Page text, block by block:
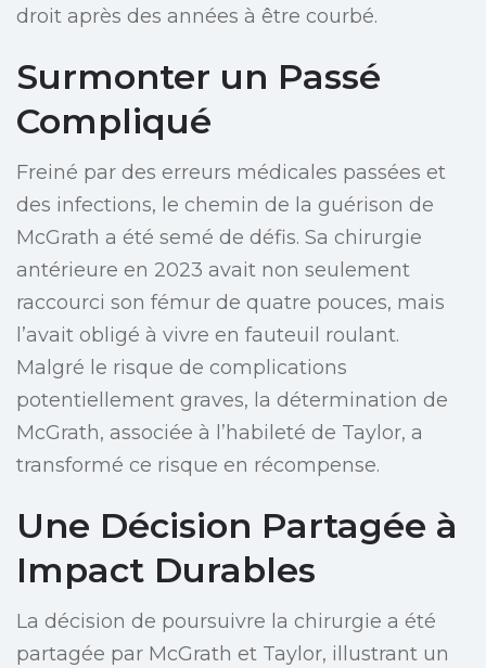
droit après des années à être courbé.
Surmonter un Passé
Compliqué
Freiné par des erreurs médicales passées et
des infections, le chemin de la guérison de
McGrath a été semé de défis. Sa chirurgie
antérieure en 2023 avait non seulement
raccourci son fémur de quatre pouces, mais
l’avait obligé à vivre en fauteuil roulant.
Malgré le risque de complications
potentiellement graves, la détermination de
McGrath, associée à l’habileté de Taylor, a
transformé ce risque en récompense.
Une Décision Partagée à
Impact Durables
La décision de poursuivre la chirurgie a été
partagée par McGrath et Taylor, illustrant un